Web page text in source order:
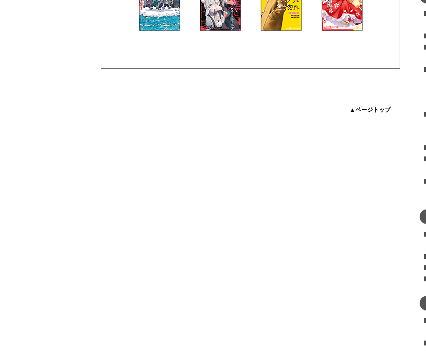
▲ページトップ